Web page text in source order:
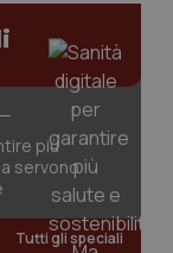
più
servono
Tutti gli speciali